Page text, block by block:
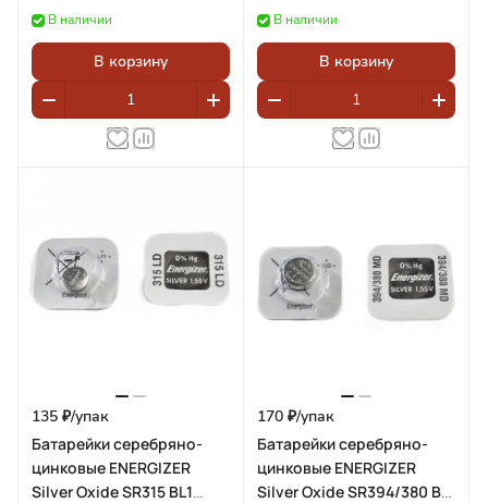
(блистер 1шт)
В наличии
В корзину
(блистер 1шт)
В наличии
В корзину
135 ₽/упак
Батарейки серебряно-
цинковые ENERGIZER
Silver Oxide SR315 BL1
170 ₽/упак
Батарейки серебряно-
цинковые ENERGIZER
Silver Oxide SR394/380 BL1